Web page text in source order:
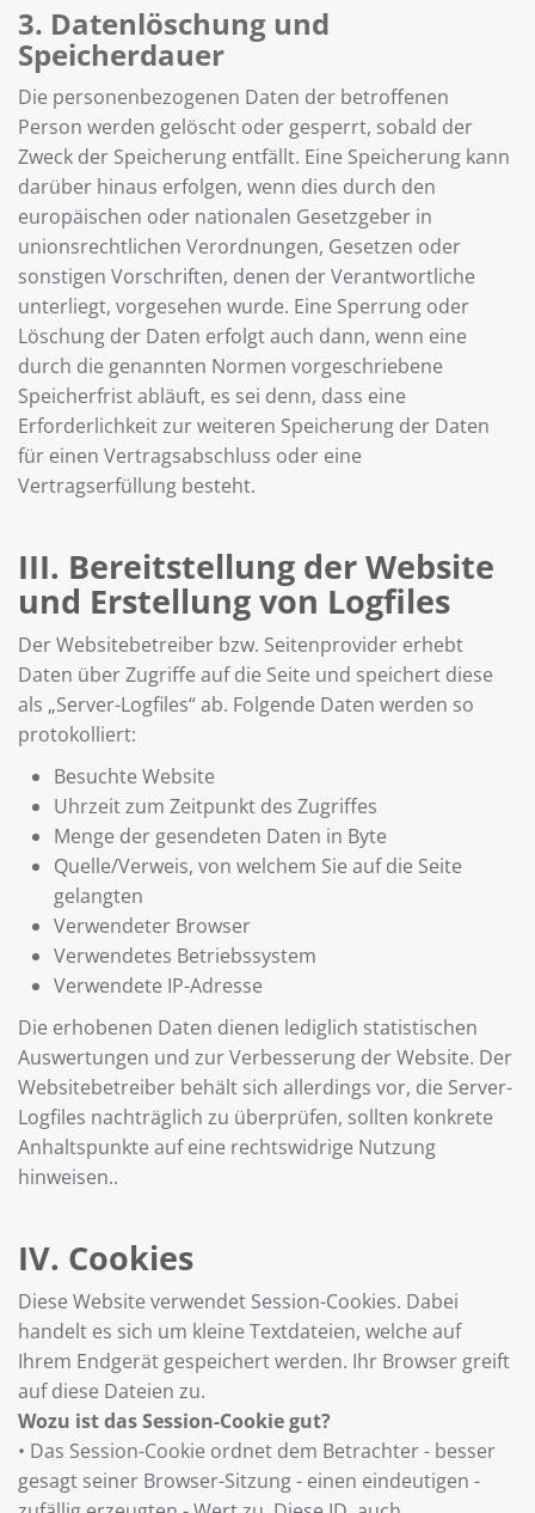
3. Datenlöschung und
Speicherdauer
Die personenbezogenen Daten der betroffenen
Person werden gelöscht oder gesperrt, sobald der
Zweck der Speicherung entfällt. Eine Speicherung kann
darüber hinaus erfolgen, wenn dies durch den
europäischen oder nationalen Gesetzgeber in
unionsrechtlichen Verordnungen, Gesetzen oder
sonstigen Vorschriften, denen der Verantwortliche
unterliegt, vorgesehen wurde. Eine Sperrung oder
Löschung der Daten erfolgt auch dann, wenn eine
durch die genannten Normen vorgeschriebene
Speicherfrist abläuft, es sei denn, dass eine
Erforderlichkeit zur weiteren Speicherung der Daten
für einen Vertragsabschluss oder eine
Vertragserfüllung besteht.
III. Bereitstellung der Website
und Erstellung von Logfiles
Der Websitebetreiber bzw. Seitenprovider erhebt
Daten über Zugriffe auf die Seite und speichert diese
als „Server-Logfiles“ ab. Folgende Daten werden so
protokolliert:
Besuchte Website
Uhrzeit zum Zeitpunkt des Zugriffes
Menge der gesendeten Daten in Byte
Quelle/Verweis, von welchem Sie auf die Seite
gelangten
Verwendeter Browser
Verwendetes Betriebssystem
Verwendete IP-Adresse
Die erhobenen Daten dienen lediglich statistischen
Auswertungen und zur Verbesserung der Website. Der
Websitebetreiber behält sich allerdings vor, die Server-
Logfiles nachträglich zu überprüfen, sollten konkrete
Anhaltspunkte auf eine rechtswidrige Nutzung
hinweisen..
IV. Cookies
Diese Website verwendet Session-Cookies. Dabei
handelt es sich um kleine Textdateien, welche auf
Ihrem Endgerät gespeichert werden. Ihr Browser greift
auf diese Dateien zu.
Wozu ist das Session-Cookie gut?
• Das Session-Cookie ordnet dem Betrachter - besser
gesagt seiner Browser-Sitzung - einen eindeutigen -